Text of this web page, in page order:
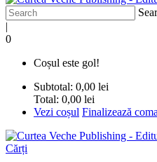
|
0
Coșul este gol!
Subtotal: 0,00 lei
Total: 0,00 lei
Vezi coșul Finalizează
Cărți